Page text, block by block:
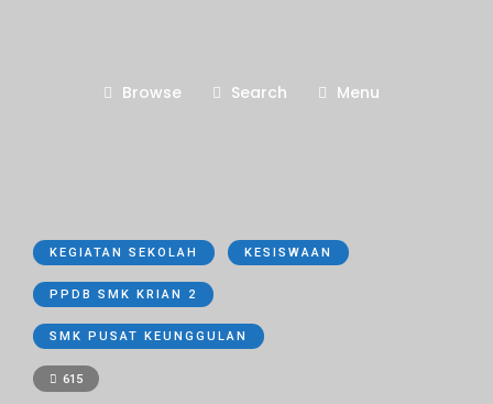
Browse Search Menu
KEGIATAN SEKOLAH KESISWAAN
PPDB SMK KRIAN 2
SMK PUSAT KEUNGGULAN
615